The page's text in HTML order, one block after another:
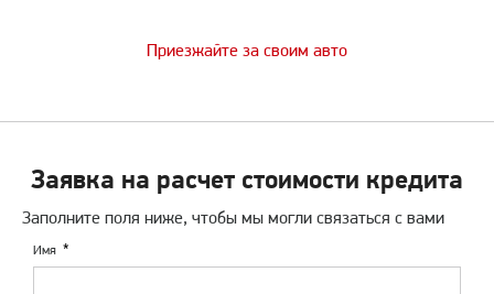
Приезжайте за своим авто
Заявка на расчет стоимости кредита
Заполните поля ниже, чтобы мы могли связаться с вами
Имя